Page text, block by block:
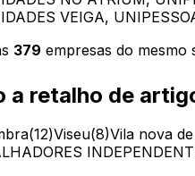
VEIGA,
379 empresas do mesmo
a retalho de
(12)Viseu(8)Vila nova